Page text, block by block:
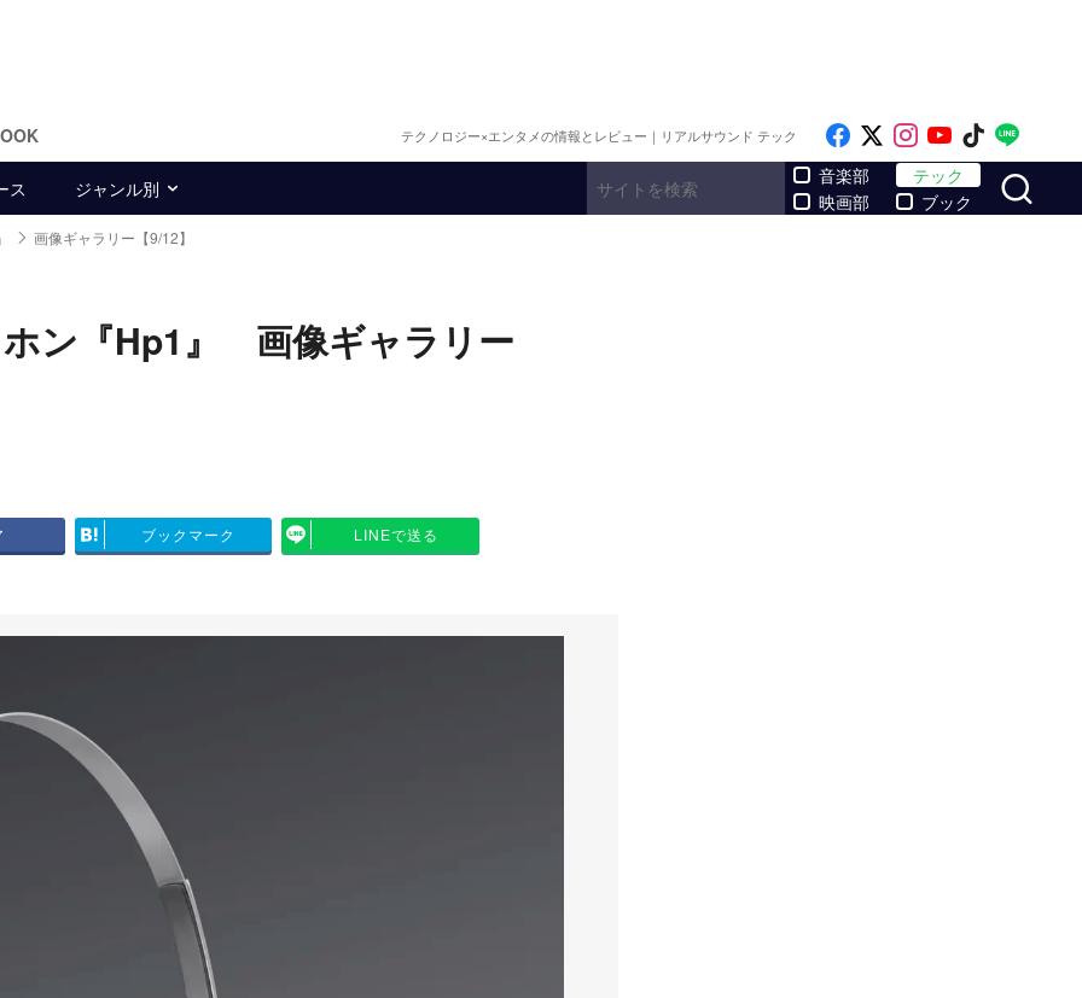
テクノロジー×エンタメの情報とレビュー｜リアルサウンド テック Like on Facebook
Follow on x
Follow on
Follow on
Follow
ス ジャンル別
音楽部
映画部
テック
ブック
画像ギャラリー【9/12】
ン『Hp1』 画像ギャラリー
ブックマーク LINEで送る